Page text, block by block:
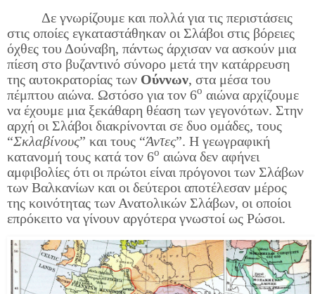
Δε γνωρίζουμε και πολλά για τις περιστάσεις
στις οποίες εγκαταστάθηκαν οι Σλάβοι στις βόρειες
όχθες του Δούναβη, πάντως άρχισαν να ασκούν μια
πίεση στο βυζαντινό σύνορο μετά την κατάρρευση
της αυτοκρατορίας των Ούννων, στα μέσα του
πέμπτου αιώνα. Ωστόσο για τον 6ο αιώνα αρχίζουμε
να έχουμε μια ξεκάθαρη θέαση των γεγονότων. Στην
αρχή οι Σλάβοι διακρίνονται σε δυο ομάδες, τους
“Σκλαβίνους” και τους “Άντες”. Η γεωγραφική
κατανομή τους κατά τον 6ο αιώνα δεν αφήνει
αμφιβολίες ότι οι πρώτοι είναι πρόγονοι των Σλάβων
των Βαλκανίων και οι δεύτεροι αποτέλεσαν μέρος
της κοινότητας των Ανατολικών Σλάβων, οι οποίοι
επρόκειτο να γίνουν αργότερα γνωστοί ως Ρώσοι.